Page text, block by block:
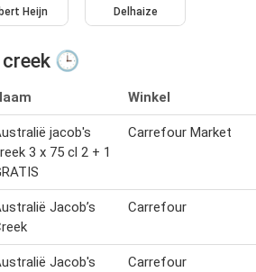
Heijn Delhaize
🕒
Winkel
jacob's
3 x 75 cl 2 + 1
Carrefour Market
Jacob’s
Carrefour
Jacob's
Carrefour